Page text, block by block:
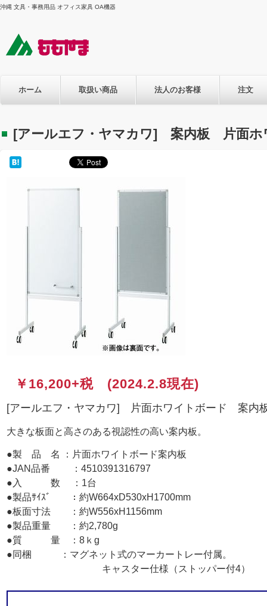
沖縄 文具・事務用品 オフィス家具 OA機器
ホーム 取扱い商品 法人のお客様 注文
[アールエフ・ヤマカワ] 案内板 片面ホ
￥16,200+税 (2024.2.8現在)
[アールエフ・ヤマカワ] 片面ホワイトボード 案内
大きな板面と高さのある視認性の高い案内板。
●製 品 名 ：片面ホワイトボード案内板
●JAN品番 ：4510391316797
●入 数 ：1台
●製品ｻｲｽﾞ ：約W664xD530xH1700mm
●板面寸法 ：約W556xH1156mm
●製品重量 ：約2,780g
●質 量 ：8ｋg
●同梱 ：マグネット式のマーカートレー付属。
キャスター仕様（ストッパー付4）